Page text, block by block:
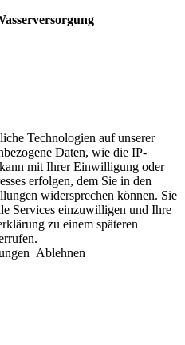
Technologien auf unserer
Daten, wie die IP-
mit Ihrer Einwilligung oder
erfolgen, dem Sie in den
widersprechen können. Sie
Services einzuwilligen und Ihre
zu einem späteren
Ablehnen